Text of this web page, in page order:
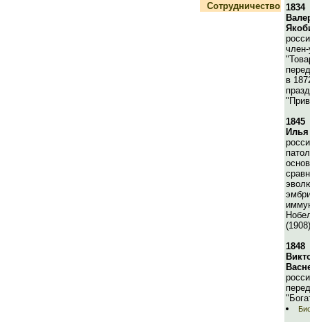
Сотрудничество 1834
в
1845
1848